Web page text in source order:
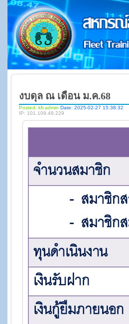
งบดุล ณ เดือน ม.ค.68
Posted: kfr.admin Date: 2025-02-27 15:38:32
IP: 101.109.49.229